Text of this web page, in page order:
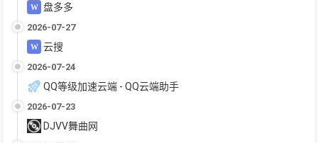
盘多多
2026-07-27
云搜
2026-07-24
QQ等级加速云端 - QQ云端助手
2026-07-23
DJVV舞曲网